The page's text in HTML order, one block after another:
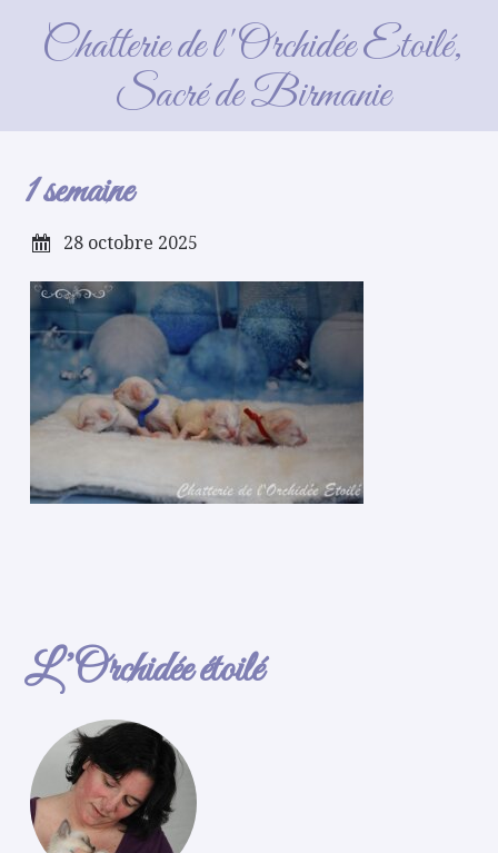
Chatterie de l'Orchidée Etoilé,
Sacré de Birmanie
1 semaine
1 semaine
28 octobre 2025
L’Orchidée étoilé